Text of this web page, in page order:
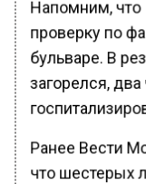
Напомним, что
проверку по
бульваре. В
загорелся,
Ранее Вести
что шестерых